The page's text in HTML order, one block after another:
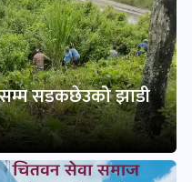
सडकछेउको झाडी